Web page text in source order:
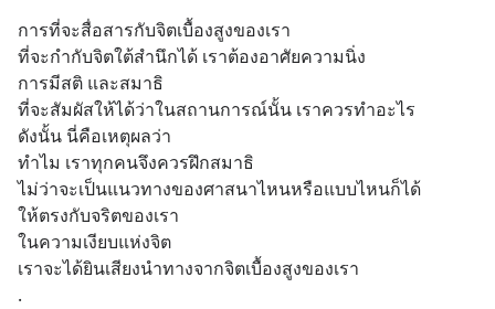
การที่จะสื่อสารกับจิตเบื้องสูงของเรา
ที่จะกำกับจิตใต้สำนึกได้ เราต้องอาศัยความนิ่ง
การมีสติ และสมาธิ
ที่จะสัมผัสให้ได้ว่าในสถานการณ์นั้น เราควรทำอะไร
ดังนั้น นี่คือเหตุผลว่า
ทำไม เราทุกคนจึงควรฝึกสมาธิ
ไม่ว่าจะเป็นแนวทางของศาสนาไหนหรือแบบไหนก็ได้
ให้ตรงกับจริตของเรา
ในความเงียบแห่งจิต
เราจะได้ยินเสียงนำทางจากจิตเบื้องสูงของเรา
.